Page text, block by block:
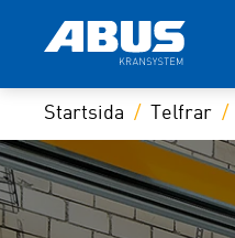
Startsida Telfrar